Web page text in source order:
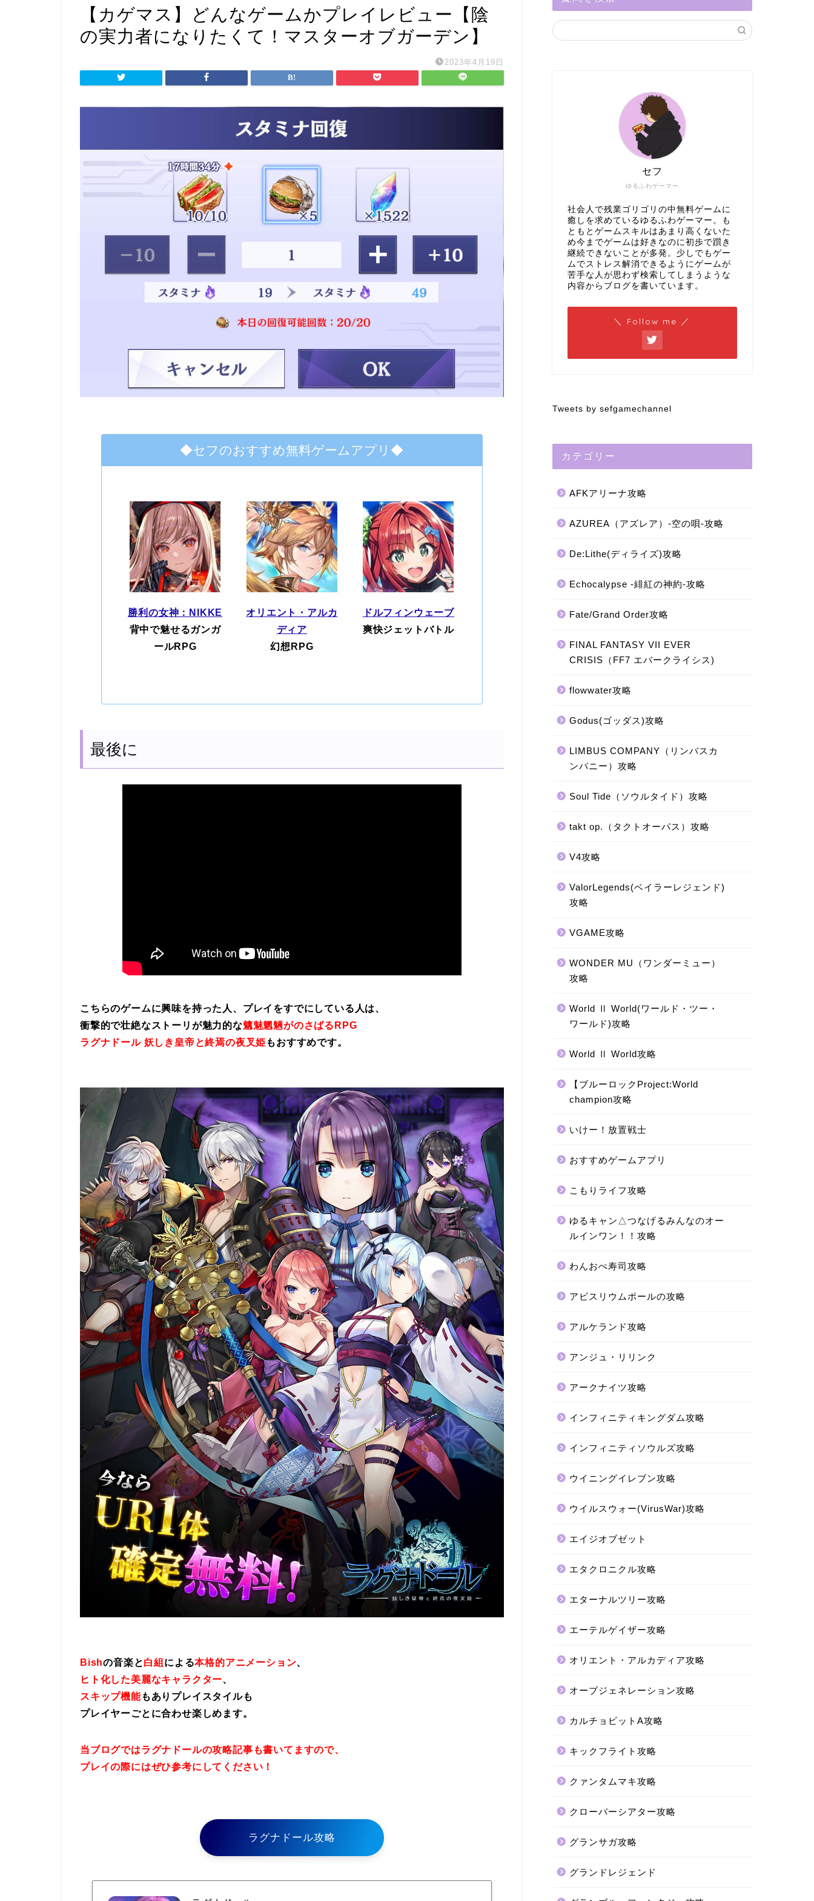
【カゲマス】どんなゲームかプレイレビュー【陰
の実力者になりたくて！マスターオブガーデン】
2023年4月19日
◆セフのおすすめ無料ゲームアプリ◆
勝利の女神：NIKKE
背中で魅せるガンガ
ールRPG
オリエント・アルカ
ディア
幻想RPG
ドルフィンウェーブ
爽快ジェットバトル
最後に
こちらのゲームに興味を持った人、プレイをすでにしている人は、
衝撃的で壮絶なストーリが魅力的な魑魅魍魎がのさばるRPG
ラグナドール 妖しき皇帝と終焉の夜叉姫 もおすすめです。
Bishの音楽と白組 による本格的アニメーション、
ヒト化した美麗なキャラクター、
スキップ機能もありプレイスタイルも
プレイヤーごとに合わせ楽しめます。
当ブログではラグナドールの攻略記事も書いてますので、
プレイの際にはぜひ参考にしてください！
ラグナドール攻略
ゆるふわゲーマー
セフ
社会人で残業ゴリゴリの中無料ゲームに
癒しを求めているゆるふわゲーマー。も
ともとゲームスキルはあまり高くないた
め今までゲームは好きなのに初歩で躓き
継続できないことが多発。少しでもゲー
ムでストレス解消できるようにゲームが
苦手な人が思わず検索してしまうような
内容からブログを書いています。
＼ Follow me ／
Tweets by sefgamechannel
カテゴリー
AFKアリーナ攻略
AZUREA（アズレア）-空の唄-攻略
De:Lithe(ディライズ)攻略
Echocalypse -緋紅の神約-攻略
Fate/Grand Order攻略
FINAL FANTASY VII EVER
CRISIS（FF7 エバークライシス)
flowwater攻略
Godus(ゴッダス)攻略
LIMBUS COMPANY（リンバスカ
ンパニー）攻略
Soul Tide（ソウルタイド）攻略
takt op.（タクトオーパス）攻略
V4攻略
ValorLegends(ベイラーレジェンド)
攻略
VGAME攻略
WONDER MU（ワンダーミュー）
攻略
World Ⅱ World(ワールド・ツー・
ワールド)攻略
World Ⅱ World攻略
【ブルーロックProject:World
champion攻略
いけー！放置戦士
おすすめゲームアプリ
こもりライフ攻略
ゆるキャン△つなげるみんなのオー
ルインワン！！攻略
わんおぺ寿司攻略
アビスリウムポールの攻略
アルケランド攻略
アンジュ・リリンク
アークナイツ攻略
インフィニティキングダム攻略
インフィニティソウルズ攻略
ウイニングイレブン攻略
ウイルスウォー(VirusWar)攻略
エイジオブゼット
エタクロニクル攻略
エターナルツリー攻略
エーテルゲイザー攻略
オリエント・アルカディア攻略
オーブジェネレーション攻略
カルチョビットA攻略
キックフライト攻略
クァンタムマキ攻略
クローバーシアター攻略
グランサガ攻略
グランドレジェンド